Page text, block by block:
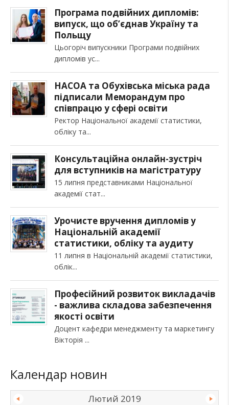
Програма подвійних дипломів:
випуск, що об’єднав Україну та
Польщу
Цьогоріч випускники Програми подвійних
дипломів ус
НАСОА та Обухівська міська рада
підписали Меморандум про
співпрацю у сфері освіти
Ректор Національної академії статистики,
обліку та
Консультаційна онлайн-зустріч
для вступників на магістратуру
15 липня представниками Національної
академії стат
Урочисте вручення дипломів у
Національній академії
статистики, обліку та аудиту
11 липня в Національній академії статистики,
облік
Професійний розвиток викладачів
- важлива складова забезпечення
якості освіти
Доцент кафедри менеджменту та маркетингу
Вікторія
Календар новин
Лютий 2019